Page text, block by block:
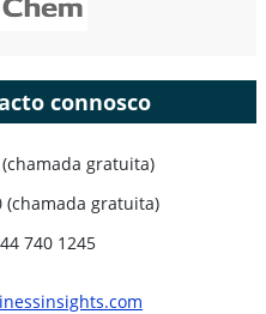
connosco
gratuita)
(chamada gratuita)
740 1245